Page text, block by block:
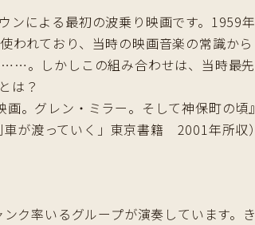
ンによる最初の波乗り映画です。1959年
われており、当時の映画音楽の常識から
。しかしこの組み合わせは、当時最先
は？
。グレン・ミラー。そして神保町の頃』
が渡っていく」東京書籍 2001年所収）
ク率いるグループが演奏しています。き